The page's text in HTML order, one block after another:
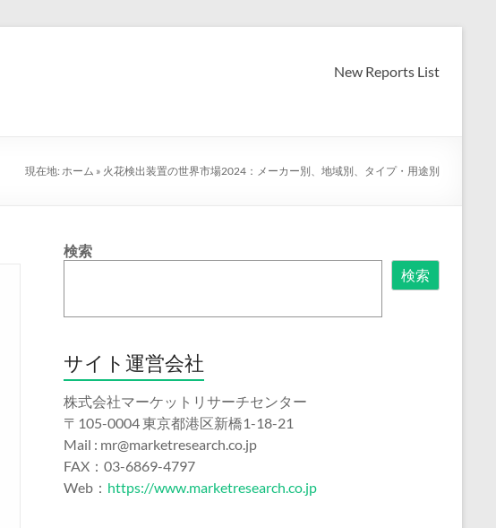
New Reports List
現在地: ホーム » 火花検出装置の世界市場2024：メーカー別、地域別、タイプ・用途別
検索
検索
サイト運営会社
株式会社マーケットリサーチセンター
〒105-0004 東京都港区新橋1-18-21
Mail : mr@marketresearch.co.jp
FAX：03-6869-4797
Web： https://www.marketresearch.co.jp